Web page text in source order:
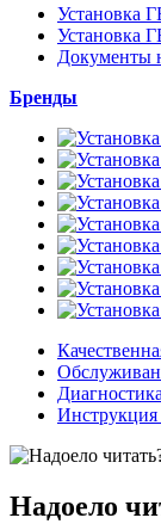
Установка
Установка
Документы
Бренды
Надоело